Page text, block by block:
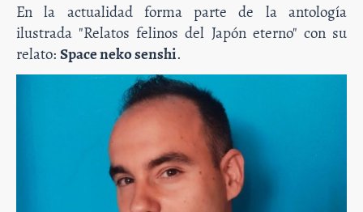
En la actualidad forma parte de la antología
ilustrada "Relatos felinos del Japón eterno" con su
relato:Space neko senshi.